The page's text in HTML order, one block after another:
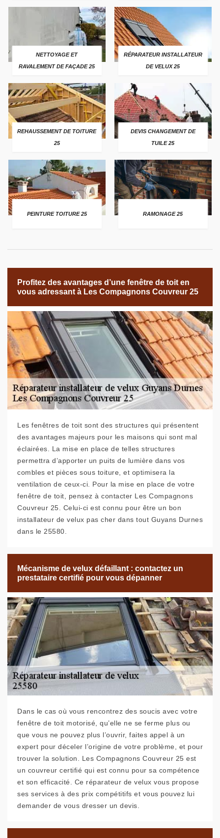
NETTOYAGE ET
RAVALEMENT DE FAÇADE 25
RÉPARATEUR INSTALLATEUR
DE VELUX 25
REHAUSSEMENT DE TOITURE
25
DEVIS CHANGEMENT DE
TUILE 25
PEINTURE TOITURE 25 RAMONAGE 25
Profitez des avantages d’une fenêtre de toit en
vous adressant à Les Compagnons Couvreur 25
Les fenêtres de toit sont des structures qui présentent
des avantages majeurs pour les maisons qui sont mal
éclairées. La mise en place de telles structures
permettra d’apporter un puits de lumière dans vos
combles et pièces sous toiture, et optimisera la
ventilation de ceux-ci. Pour la mise en place de votre
fenêtre de toit, pensez à contacter Les Compagnons
Couvreur 25. Celui-ci est connu pour être un bon
installateur de velux pas cher dans tout Guyans Durnes
dans le 25580.
Mécanisme de velux défaillant : contactez un
prestataire certifié pour vous dépanner
Dans le cas où vous rencontrez des soucis avec votre
fenêtre de toit motorisé, qu’elle ne se ferme plus ou
que vous ne pouvez plus l’ouvrir, faites appel à un
expert pour déceler l’origine de votre problème, et pour
trouver la solution. Les Compagnons Couvreur 25 est
un couvreur certifié qui est connu pour sa compétence
et son efficacité. Ce réparateur de velux vous propose
ses services à des prix compétitifs et vous pouvez lui
demander de vous dresser un devis.